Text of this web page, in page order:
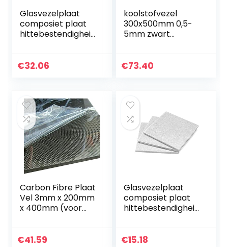
Glasvezelplaat
composiet plaat
hittebestendigheid
isolatiepad, 8 mm
€32.06
koolstofvezel
300x500mm 0,5-
5mm zwart
epoxyglas FR4
€73.40
Carbon Fibre Plaat
Vel 3mm x 200mm
x 400mm (voor
Carbon Fiber
€41.59
Glasvezelplaat
composiet plaat
hittebestendigheid
isolatiepad,
€15.18